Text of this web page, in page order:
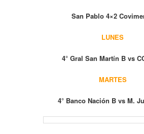
San Pablo 4×2
LUNES
4° Gral San Martín B vs
MARTES
4° Banco Nación B vs M.